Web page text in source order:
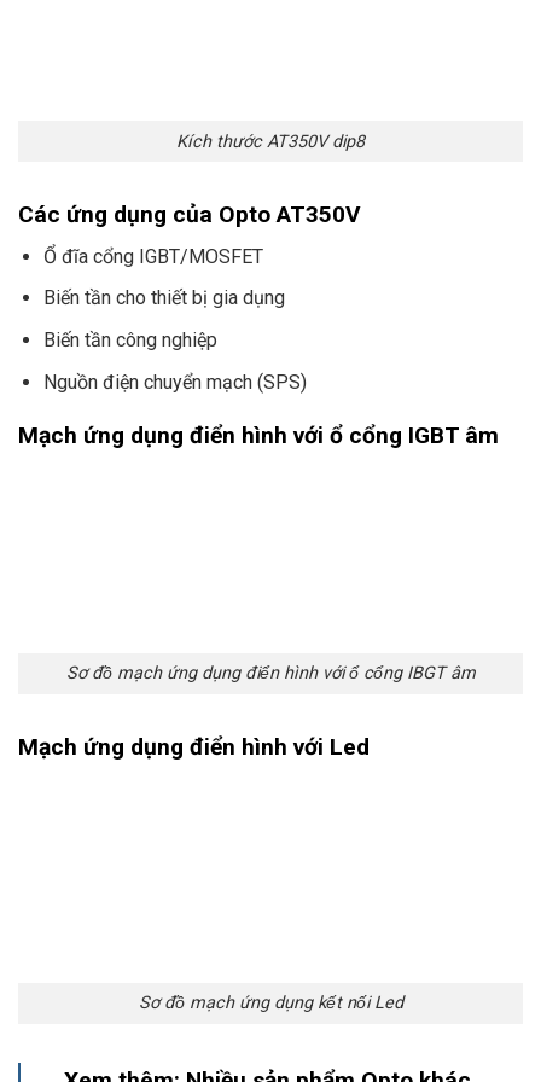
Kích thước AT350V dip8
Các ứng dụng của Opto AT350V
Ổ đĩa cổng IGBT/MOSFET
Biến tần cho thiết bị gia dụng
Biến tần công nghiệp
Nguồn điện chuyển mạch (SPS)
Mạch ứng dụng điển hình với ổ cổng IGBT âm
Sơ đồ mạch ứng dụng điển hình với ổ cổng IBGT âm
Mạch ứng dụng điển hình với Led
Sơ đồ mạch ứng dụng kết nối Led